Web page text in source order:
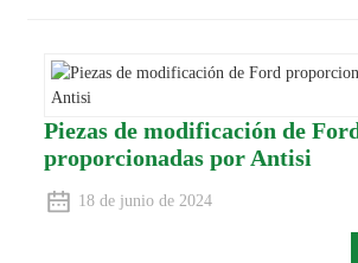
Piezas de modificación de Ford
proporcionadas por Antisi
18 de junio de 2024